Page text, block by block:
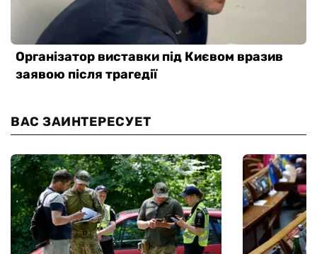
ВАС ЗАИНТЕРЕСУЕТ